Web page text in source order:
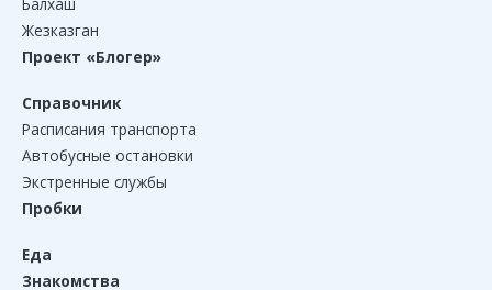
Балхаш
Жезказган
Проект «Блогер»
Справочник
Расписания транспорта
Автобусные остановки
Экстренные службы
Пробки
Еда
Знакомства